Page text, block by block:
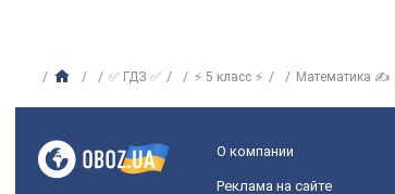
✅ ГДЗ ✅ ⚡ 5 класс ⚡ Математика ✍
О компании
Реклама на сайте